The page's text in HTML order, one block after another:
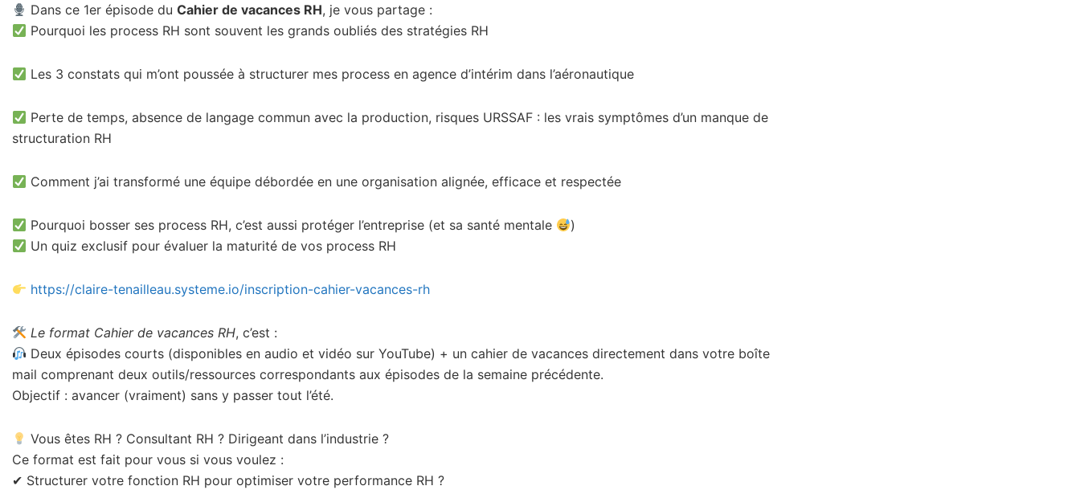
Dans ce 1er épisode duCahier de vacances RH, je vous partage :
Pourquoi les process RH sont souvent les grands oubliés des stratégies RH
Les 3 constats qui m’ont poussée à structurer mes process en agence d’intérim dans l’aéronautique
Perte de temps, absence de langage commun avec la production, risques URSSAF : les vrais symptômes d’un manque de
structuration RH
Comment j’ai transformé une équipe débordée en une organisation alignée, efficace et respectée
Pourquoi bosser ses process RH, c’est aussi protéger l’entreprise (et sa santé mentale
)
Un quiz exclusif pour évaluer la maturité de vos process RH
https://claire-tenailleau.systeme.io/inscription-cahier-vacances-rh
Le format Cahier de vacances RH, c’est :
Deux épisodes courts (disponibles en audio et vidéo sur YouTube) + un cahier de vacances directement dans votre boîte
mail comprenant deux outils/ressources correspondants aux épisodes de la semaine précédente.
Objectif : avancer (vraiment) sans y passer tout l’été.
Vous êtes RH ? Consultant RH ? Dirigeant dans l’industrie ?
Ce format est fait pour vous si vous voulez :
✔ Structurer votre fonction RH pour optimiser votre performance RH ?